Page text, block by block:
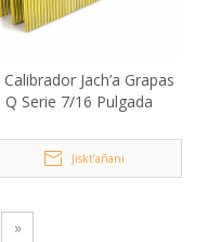
Calibrador Jach’a Grapas
Q Serie 7/16 Pulgada
Jiskt’añani
»